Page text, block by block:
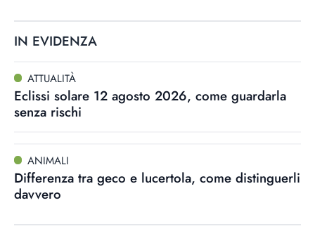
IN EVIDENZA
ATTUALITÀ
Eclissi solare 12 agosto 2026, come guardarla
senza rischi
ANIMALI
Differenza tra geco e lucertola, come distinguerli
davvero